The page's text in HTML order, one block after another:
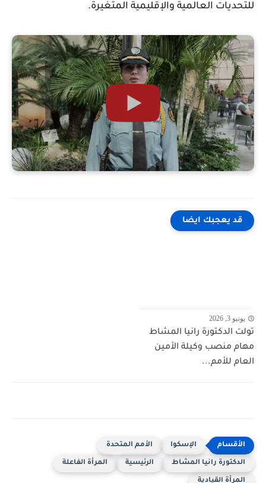
للتحديات العالمية والإقليمية المتغيرة.
قد يعجبك ايضا
يونيو 3, 2026
تولت الدكتورة رانيا المشاط
مهام منصب وكيلة الأمين
العام للأمم...
الإسكوا الأمم المتحدة
الدكتورة رانيا المشاط الرئيسية المرأة الفاعلة
المرأة القيادية